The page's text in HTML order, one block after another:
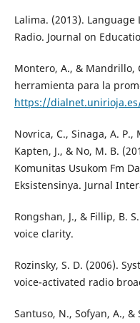
Lalima. (2013).
Radio. Journal on
Montero, A., & Mandrillo,
herramienta para la
https://
Novrica, C., Sinaga, A.
Kapten, J., & No, M. B.
Komunitas Usukom Fm
Eksistensinya. Jurnal
Rongshan, J., & Fillip, B.
voice clarity.
Rozinsky, S. D. (2006).
voice-activated radio
Santuso, N., Sofyan, A.,